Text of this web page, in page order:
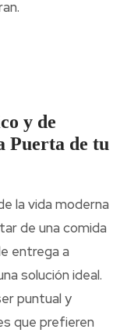
y de
Puerta de tu
la vida moderna
de una comida
entrega a
solución ideal.
puntual y
que prefieren